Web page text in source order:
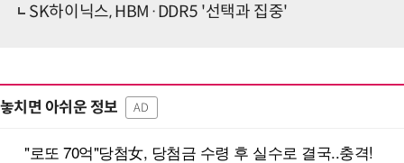
SK하이닉스, HBM·DDR5 '선택과 집중'
놓치면 아쉬운 정보 AD